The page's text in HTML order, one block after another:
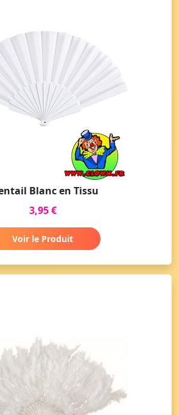
Blanc en Tissu
3,95 €
Voir le Produit